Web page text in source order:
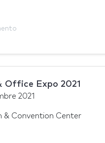
Office Expo 2021
2021
& Convention Center